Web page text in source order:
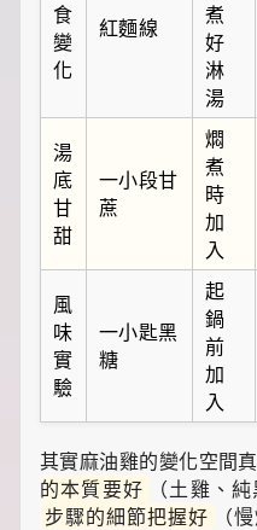
食
變
化
紅麵線
煮
好
淋
湯
湯
底
甘
甜
一小段甘
蔗
燜
煮
時
加
入
風
味
實
驗
一小匙黑
糖
起
鍋
前
加
入
其實麻油雞的變化空間
的本質要好
（土雞、
步驟的細節把握好
（